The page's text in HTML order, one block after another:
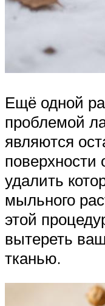
Ещё одной
проблемой
являются
поверхности
удалить
мыльного
этой
вытереть
тканью.